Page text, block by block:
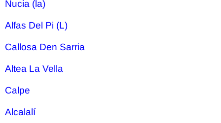
Nucia (la)
Alfas Del Pi (L)
Callosa Den Sarria
Altea La Vella
Calpe
Alcalalí